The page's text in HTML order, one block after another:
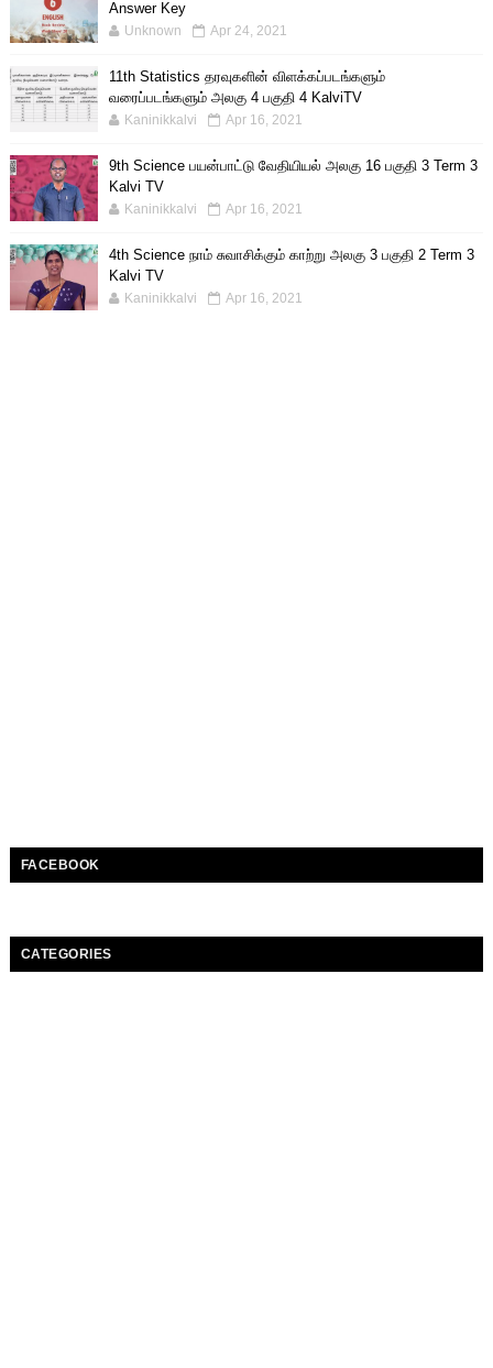
Answer Key
Unknown Apr 24, 2021
11th Statistics தரவுகளின் விளக்கப்படங்களும்
வரைப்படங்களும் அலகு 4 பகுதி 4 KalviTV
Kaninikkalvi Apr 16, 2021
9th Science பயன்பாட்டு வேதியியல் அலகு 16 பகுதி 3 Term 3
Kalvi TV
Kaninikkalvi Apr 16, 2021
4th Science நாம் சுவாசிக்கும் காற்று அலகு 3 பகுதி 2 Term 3
Kalvi TV
Kaninikkalvi Apr 16, 2021
FACEBOOK
CATEGORIES